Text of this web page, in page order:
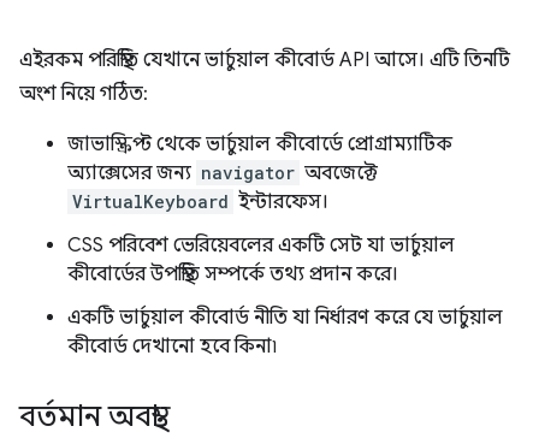
এইরকম পরিস্থিতি যেখানে ভার্চুয়াল কীবোর্ড API আসে। এটি তিনটি
অংশ নিয়ে গঠিত:
জাভাস্ক্রিপ্ট থেকে ভার্চুয়াল কীবোর্ডে প্রোগ্রাম্যাটিক
অ্যাক্সেসের জন্য navigator অবজেক্টে
VirtualKeyboard ইন্টারফেস।
CSS পরিবেশ ভেরিয়েবলের একটি সেট যা ভার্চুয়াল
কীবোর্ডের উপস্থিতি সম্পর্কে তথ্য প্রদান করে।
একটি ভার্চুয়াল কীবোর্ড নীতি যা নির্ধারণ করে যে ভার্চুয়াল
কীবোর্ড দেখানো হবে কিনা৷
বর্তমান অবস্থা